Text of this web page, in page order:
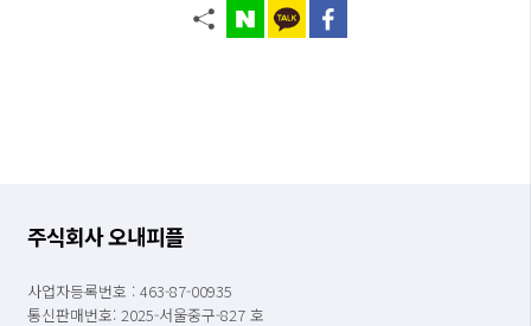
주식회사 오내피플
사업자등록번호 : 463-87-00935
통신판매번호: 2025-서울중구-827 호